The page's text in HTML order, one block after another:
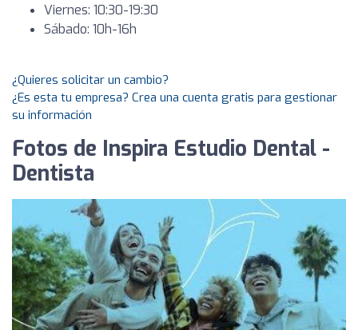
Viernes: 10:30-19:30
Sábado: 10h-16h
¿Quieres solicitar un cambio?
¿Es esta tu empresa? Crea una cuenta gratis para gestionar
su información
Fotos de Inspira Estudio Dental -
Dentista